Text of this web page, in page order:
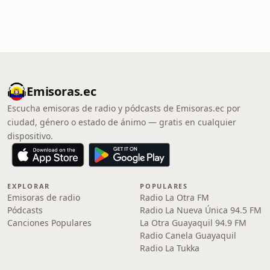
Emisoras.ec
Escucha emisoras de radio y pódcasts de Emisoras.ec por
ciudad, género o estado de ánimo — gratis en cualquier
dispositivo.
EXPLORAR
Emisoras de radio
Pódcasts
Canciones Populares
POPULARES
Radio La Otra FM
Radio La Nueva Única 94.5 FM
La Otra Guayaquil 94.9 FM
Radio Canela Guayaquil
Radio La Tukka